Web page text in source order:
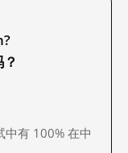
有 100% 在中